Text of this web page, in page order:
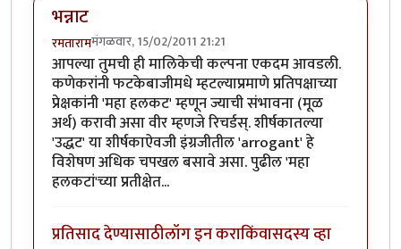
भन्नाट
रमताराममंगळवार, 15/02/2011 21:21
आपल्या तुमची ही मालिकेची कल्पना एकदम आवडली.
कणेकरांनी फटकेबाजीमधे म्हटल्याप्रमाणे प्रतिपक्षाच्या
प्रेक्षकांनी 'महा हलकट' म्हणून ज्याची संभावना (मूळ
अर्थ) करावी असा वीर म्हणजे रिचर्डस्. शीर्षकातल्या
'उद्धट' या शीर्षकाऐवजी इंग्रजीतील 'arrogant' हे
विशेषण अधिक चपखल बसावे असा. पुढील 'महा
हलकटां'च्या प्रतीक्षेत...
प्रतिसाद देण्यासाठीलॉग इन कराकिंवासदस्य व्हा